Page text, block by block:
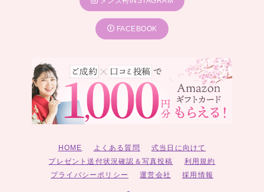
FACEBOOK
HOME よくある質問
式当日に向けて
プレゼント送付状況確認＆写真投稿
利用規約
プライバシーポリシー
運営会社 採用情報